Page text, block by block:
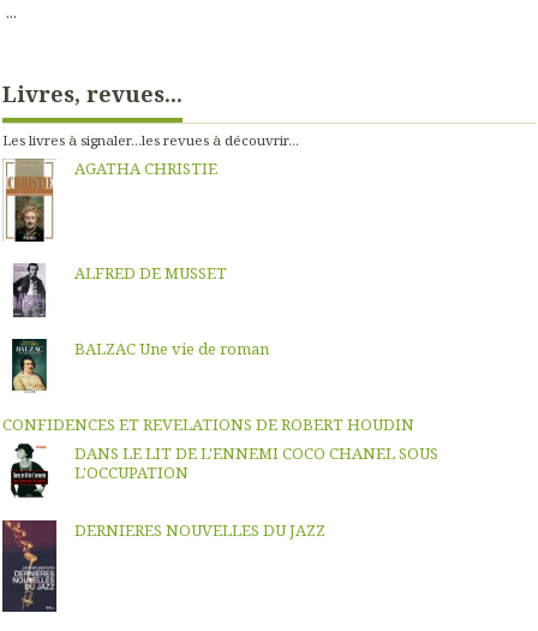
...
Livres, revues...
Les livres à signaler...les revues à découvrir...
AGATHA CHRISTIE
ALFRED DE MUSSET
BALZAC Une vie de roman
CONFIDENCES ET REVELATIONS DE ROBERT HOUDIN
DANS LE LIT DE L'ENNEMI COCO CHANEL SOUS
L'OCCUPATION
DERNIERES NOUVELLES DU JAZZ